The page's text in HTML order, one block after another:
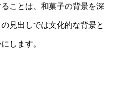
ことは、和菓子の背景を深
見出しでは文化的な背景と
します。